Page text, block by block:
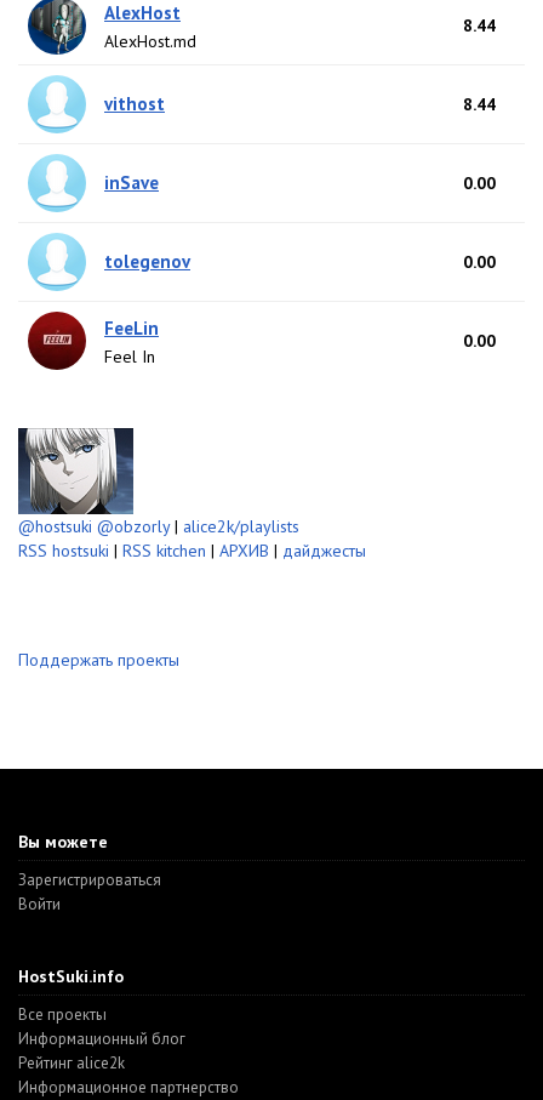
AlexHost
AlexHost.md
8.44
vithost 8.44
inSave 0.00
tolegenov 0.00
FeeLin
Feel In
0.00
@hostsuki @obzorly| alice2k/playlists
RSS hostsuki | RSS kitchen | АРХИВ | дайджесты
Поддержать проекты
Вы можете
Зарегистрироваться
Войти
HostSuki.info
Все проекты
Информационный блог
Рейтинг alice2k
Информационное партнерство